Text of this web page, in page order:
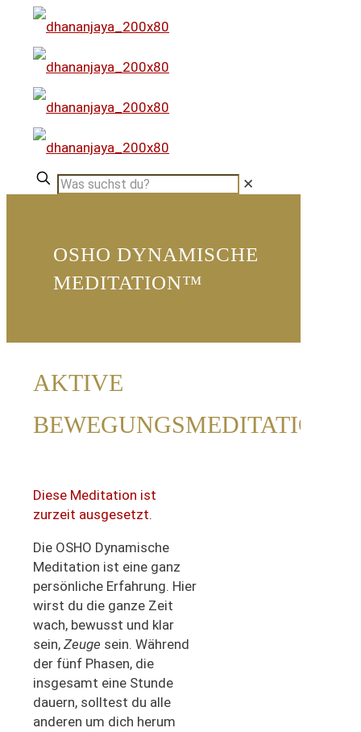
✕
OSHO DYNAMISCHE
MEDITATION™
AKTIVE
BEWEGUNGSMEDITATION
Diese Meditation ist
zurzeit ausgesetzt.
Die OSHO Dynamische
Meditation ist eine ganz
persönliche Erfahrung. Hier
wirst du die ganze Zeit
wach, bewusst und klar
sein, Zeuge sein. Während
der fünf Phasen, die
insgesamt eine Stunde
dauern, solltest du alle
anderen um dich herum